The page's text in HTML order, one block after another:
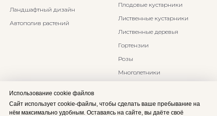
Ландшафтный дизайн
Автополив растений
Плодовые кустарники
Лиственные кустарники
Лиственные деревья
Гортензии
Розы
Многолетники
Использование cookie файлов
Сайт использует cookie-файлы, чтобы сделать ваше пребывание на
нём максимально удобным. Оставаясь на сайте, вы даёте своё